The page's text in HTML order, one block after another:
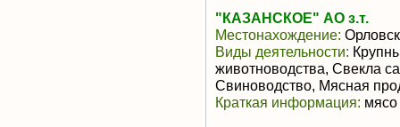
"КАЗАНСКОЕ" АО з.т.
Местонахождение:
Виды деятельности:
животноводства, Свекла
Свиноводство, Мясная
Краткая информация: мясо